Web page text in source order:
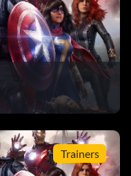
Trainers